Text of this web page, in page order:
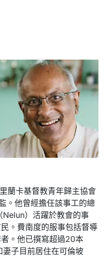
蘭卡基督教青年歸主協會
。他曾經擔任該事工的總
）活躍於教會的事
。費南度的服事包括督導
。他已撰寫超過20本
子目前居住在可倫坡